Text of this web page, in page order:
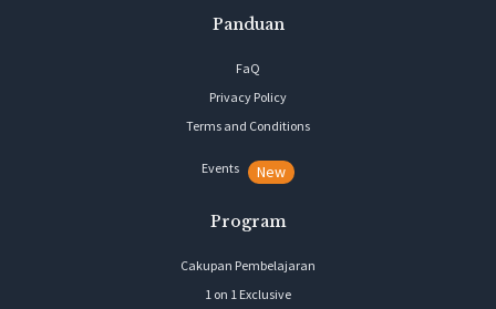
Panduan
FaQ
Privacy Policy
Terms and Conditions
Events New
Program
Cakupan Pembelajaran
1 on 1 Exclusive